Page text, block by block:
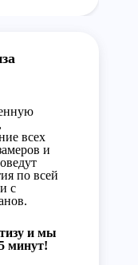
всех
и
по всей
с
и мы
минут!